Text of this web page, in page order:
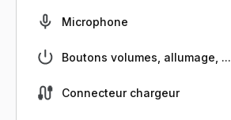
Microphone
Boutons volumes, allumage, ...
Connecteur chargeur